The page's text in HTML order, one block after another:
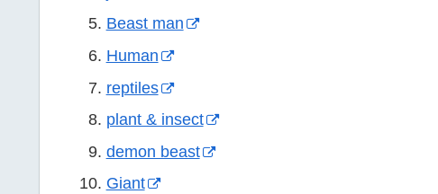
Beast man
Human
reptiles
plant & insect
demon beast
Giant